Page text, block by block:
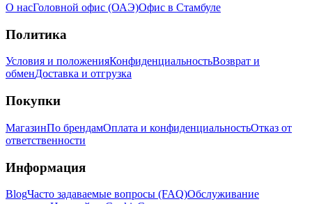
О насГоловной офис (ОАЭ)Офис в Стамбуле
Политика
Условия и положенияКонфиденциальностьВозврат и
обменДоставка и отгрузка
Покупки
МагазинПо брендамОплата и конфиденциальностьОтказ от
ответственности
Информация
BlogЧасто задаваемые вопросы (FAQ)Обслуживание